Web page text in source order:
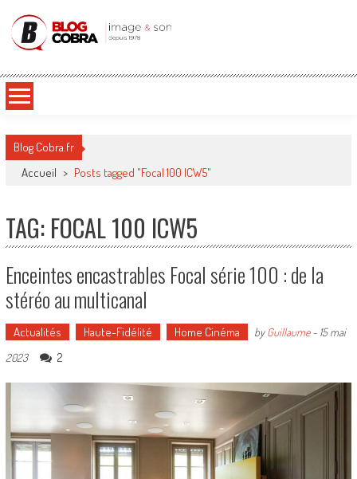
Blog Cobra
Blog Cobra.fr
Accueil > Posts tagged "Focal 100 ICW5"
TAG: FOCAL 100 ICW5
Enceintes encastrables Focal série 100 : de la
stéréo au multicanal
Actualités Haute-Fidélité Home Cinéma byGuillaume- 15 mai
2023
2